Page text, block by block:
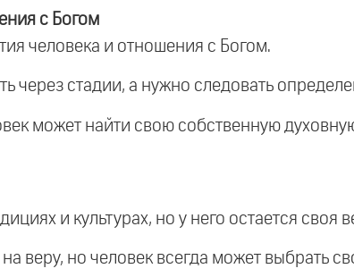
с Богом
человека и отношения с Богом.
через стадии, а нужно следовать
может найти свою собственную
и культурах, но у него остается своя
веру, но человек всегда может выбрать